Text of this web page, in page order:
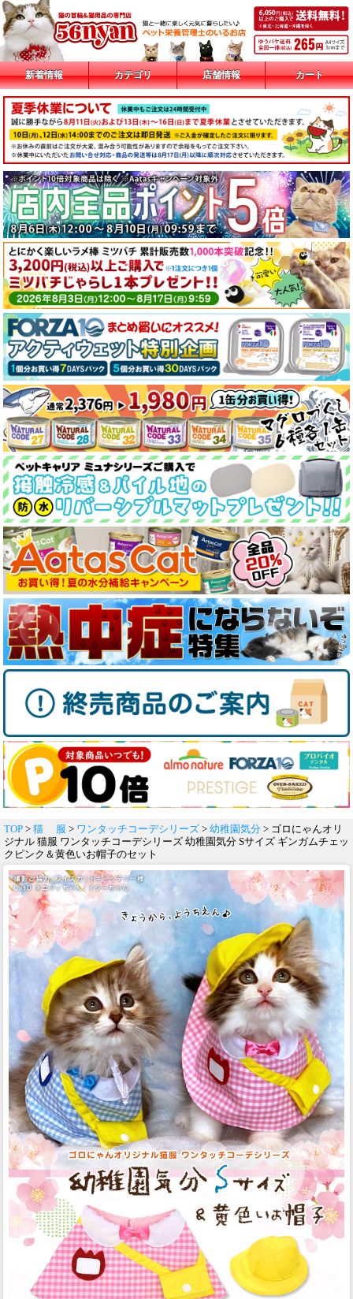
新着情報 カテゴリ 店舗情報 カート
TOP > 猫 服 > ワンタッチコーデシリーズ > 幼稚園気分 > ゴロにゃんオリ
ジナル 猫服 ワンタッチコーデシリーズ 幼稚園気分 Sサイズ ギンガムチェッ
クピンク＆黄色いお帽子のセット